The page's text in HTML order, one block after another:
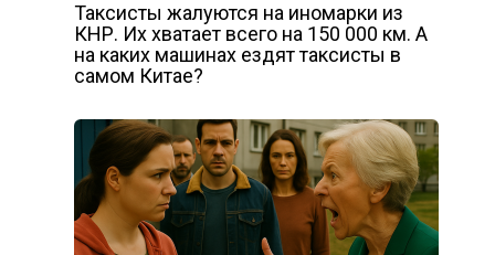
Таксисты жалуются на иномарки из
КНР. Их хватает всего на 150 000 км. А
на каких машинах ездят таксисты в
самом Китае?